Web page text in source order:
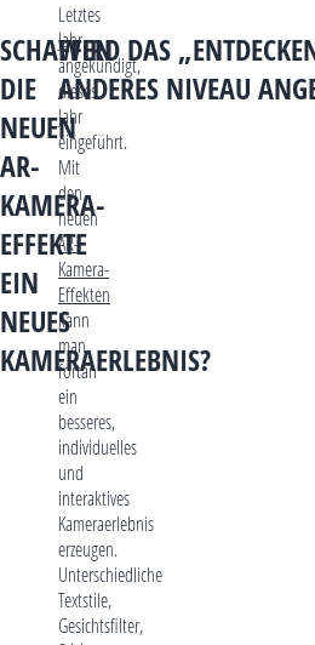
SCHAFFEN
DIE
NEUEN
AR-
KAMERA-
EFFEKTE
EIN
NEUES
KAMERAERLEBNIS?
Letztes
Jahr
angekündigt,
dieses
Jahr
eingeführt.
Mit
den
neuen
AR-
Kamera-
Effekten
kann
man
fortan
ein
besseres,
individuelles
und
interaktives
Kameraerlebnis
erzeugen.
Unterschiedliche
Textstile,
Gesichtsfilter,
WIRD DAS
ANDERES NIVEAU